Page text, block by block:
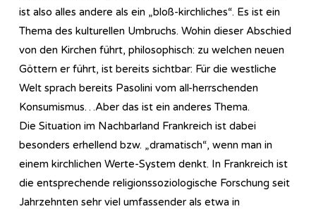
ist also alles andere als ein „bloß-kirchliches“. Es ist ein
Thema des kulturellen Umbruchs. Wohin dieser Abschied
von den Kirchen führt, philosophisch: zu welchen neuen
Göttern er führt, ist bereits sichtbar: Für die westliche
Welt sprach bereits Pasolini vom all-herrschenden
Konsumismus…Aber das ist ein anderes Thema.
Die Situation im Nachbarland Frankreich ist dabei
besonders erhellend bzw. „dramatisch“, wenn man in
einem kirchlichen Werte-System denkt. In Frankreich ist
die entsprechende religionssoziologische Forschung seit
Jahrzehnten sehr viel umfassender als etwa in